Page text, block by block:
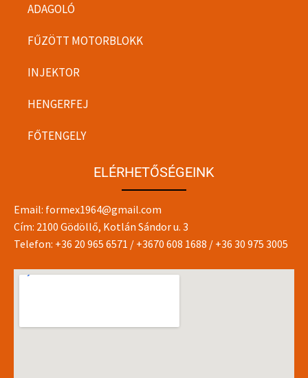
ADAGOLÓ
FŰZÖTT MOTORBLOKK
INJEKTOR
HENGERFEJ
FŐTENGELY
ELÉRHETŐSÉGEINK
Email: formex1964@gmail.com
Cím: 2100 Gödöllő, Kotlán Sándor u. 3
Telefon: +36 20 965 6571 / +3670 608 1688 / +36 30 975 3005